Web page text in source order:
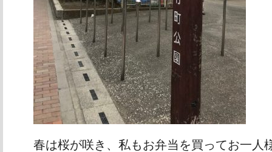
春は桜が咲き、私もお弁当を買ってお一人